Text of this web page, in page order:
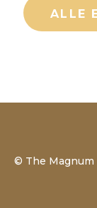
ALLE
© The Magnum